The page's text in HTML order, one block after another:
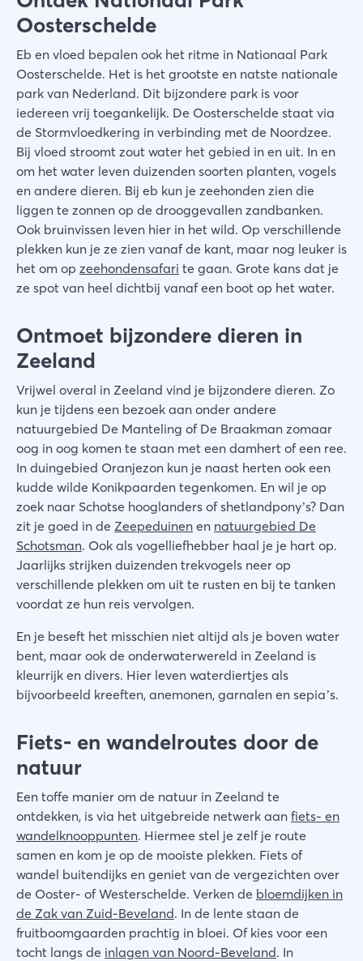
Oosterschelde
Eb en vloed bepalen ook het ritme in Nationaal Park
Oosterschelde. Het is het grootste en natste nationale
park van Nederland. Dit bijzondere park is voor
iedereen vrij toegankelijk. De Oosterschelde staat via
de Stormvloedkering in verbinding met de Noordzee.
Bij vloed stroomt zout water het gebied in en uit. In en
om het water leven duizenden soorten planten, vogels
en andere dieren. Bij eb kun je zeehonden zien die
liggen te zonnen op de drooggevallen zandbanken.
Ook bruinvissen leven hier in het wild. Op verschillende
plekken kun je ze zien vanaf de kant, maar nog leuker is
het om op zeehondensafari te gaan. Grote kans dat je
ze spot van heel dichtbij vanaf een boot op het water.
Ontmoet bijzondere dieren in
Zeeland
Vrijwel overal in Zeeland vind je bijzondere dieren. Zo
kun je tijdens een bezoek aan onder andere
natuurgebied De Manteling of De Braakman zomaar
oog in oog komen te staan met een damhert of een ree.
In duingebied Oranjezon kun je naast herten ook een
kudde wilde Konikpaarden tegenkomen. En wil je op
zoek naar Schotse hooglanders of shetlandpony’s? Dan
zit je goed in de Zeepeduinen en natuurgebied De
Schotsman. Ook als vogelliefhebber haal je je hart op.
Jaarlijks strijken duizenden trekvogels neer op
verschillende plekken om uit te rusten en bij te tanken
voordat ze hun reis vervolgen.
En je beseft het misschien niet altijd als je boven water
bent, maar ook de onderwaterwereld in Zeeland is
kleurrijk en divers. Hier leven waterdiertjes als
bijvoorbeeld kreeften, anemonen, garnalen en sepia’s.
Fiets- en wandelroutes door de
natuur
Een toffe manier om de natuur in Zeeland te
ontdekken, is via het uitgebreide netwerk aan fiets- en
wandelknooppunten. Hiermee stel je zelf je route
samen en kom je op de mooiste plekken. Fiets of
wandel buitendijks en geniet van de vergezichten over
de Ooster- of Westerschelde. Verken de bloemdijken in
de Zak van Zuid-Beveland. In de lente staan de
fruitboomgaarden prachtig in bloei. Of kies voor een
tocht langs de inlagen van Noord-Beveland. In